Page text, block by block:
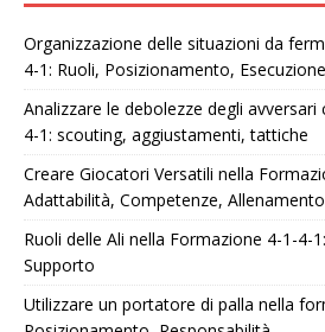
Organizzazione delle situazioni da
4-1: Ruoli, Posizionamento, Esecuzione
Analizzare le debolezze degli
4-1: scouting, aggiustamenti, tattiche
Creare Giocatori Versatili nella
Adattabilità, Competenze, Allenamento
Ruoli delle Ali nella Formazione 4-1-4-
Supporto
Utilizzare un portatore di palla nella